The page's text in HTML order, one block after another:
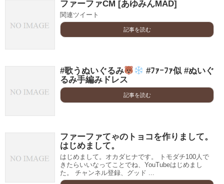
ファーファCM [あゆみんMAD]
関連ツイート
記事を読む
#歌うぬいぐるみ
#ﾌｧｰﾌｧ似 #ぬいぐ
るみ手編みドレス
記事を読む
ファーファてゃのトョコを作りまして。
はじめまして。
はじめまして。オカダヒナです。 トモダチ100人で
きたらいいなってことでね、YouTubeはじめまし
た。 チャンネル登録、グッド ...